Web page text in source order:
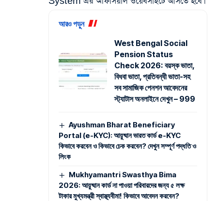
আরও পড়ুন
West Bengal Social
Pension Status
Check 2026: বয়স্ক ভাতা,
বিধবা ভাতা, প্রতিবন্ধী ভাতা-সহ
সব সামাজিক পেনশন আবেদনের
স্ট্যাটাস অনলাইনে দেখুন – 999
Ayushman Bharat Beneficiary
Portal (e-KYC): আয়ুষ্মান ভারত কার্ড e-KYC
কিভাবে করবেন ও কিভাবে চেক করবেন? দেখুন সম্পূর্ণ পদ্ধতি ও
লিংক
Mukhyamantri Swasthya Bima
2026: আয়ুষ্মান কার্ড না পাওয়া পরিবারদের জন্য ৫ লক্ষ
টাকার মুখ্যমন্ত্রী স্বাস্থ্যবীমা! কিভাবে আবেদন করবেন?